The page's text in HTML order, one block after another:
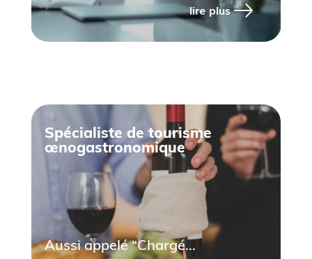
lire plus
Spécialiste de tourisme
œnogastronomique
Aussi appelé “Chargé...